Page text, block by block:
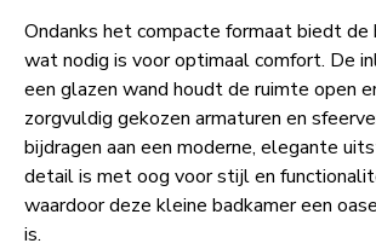
Ondanks het compacte formaat biedt de
wat nodig is voor optimaal comfort. De
een glazen wand houdt de ruimte open
zorgvuldig gekozen armaturen en
bijdragen aan een moderne, elegante
detail is met oog voor stijl en
waardoor deze kleine badkamer een
is.